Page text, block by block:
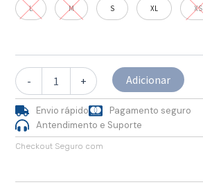
L M S XL XS
- + Adicionar
Envio rápido
Pagamento seguro
Antendimento e Suporte
Checkout Seguro com